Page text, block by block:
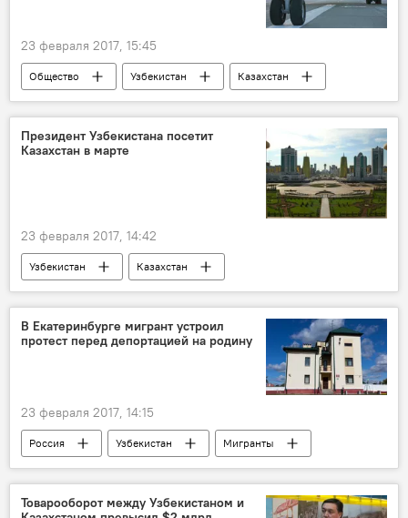
23 февраля 2017, 15:45
Общество Узбекистан
Казахстан
Ташкент
Алматы
Авиасообщение
Самолет
транспорт
Президент Узбекистана посетит
Казахстан в марте
23 февраля 2017, 14:42
Узбекистан
Казахстан
Шавкат Мирзиёев
визит
сотрудничество
Политика
В Екатеринбурге мигрант устроил
протест перед депортацией на родину
23 февраля 2017, 14:15
Россия Узбекистан
Мигранты
депортация
Товарооборот между Узбекистаном и